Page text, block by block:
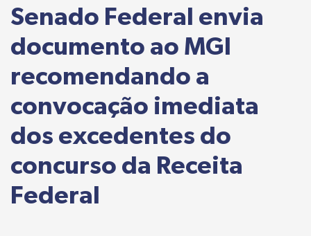
Senado Federal envia
documento ao MGI
recomendando a
convocação imediata
dos excedentes do
concurso da Receita
Federal